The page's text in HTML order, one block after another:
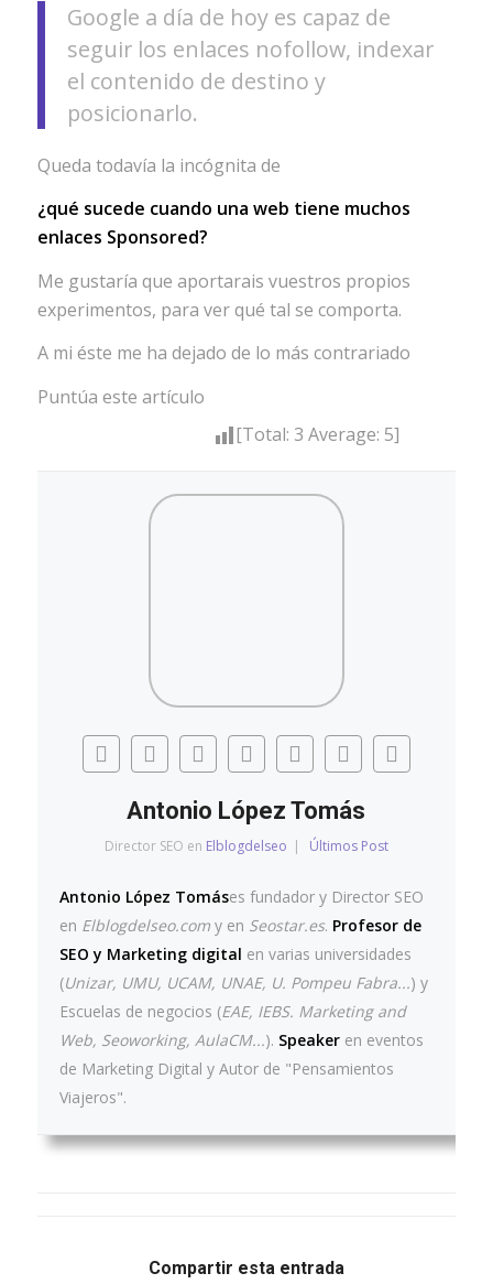
Google a día de hoy es capaz de
seguir los enlaces nofollow, indexar
el contenido de destino y
posicionarlo.
Queda todavía la incógnita de
¿qué sucede cuando una web tiene muchos
enlaces Sponsored?
Me gustaría que aportarais vuestros propios
experimentos, para ver qué tal se comporta.
A mi éste me ha dejado de lo más contrariado
Puntúa este artículo
[Total: 3 Average: 5]
Antonio López Tomás
Director SEO en Elblogdelseo | Últimos Post
Antonio López Tomáses fundador y Director SEO
en Elblogdelseo.comy en Seostar.es. Profesor de
SEO y Marketing digital en varias universidades
(Unizar, UMU, UCAM, UNAE, U. Pompeu Fabra...) y
Escuelas de negocios (EAE, IEBS. Marketing and
Web, Seoworking, AulaCM...). Speakeren eventos
de Marketing Digital y Autor de "Pensamientos
Viajeros".
Compartir esta entrada